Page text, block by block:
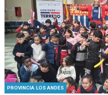
PROVINCIA LOS ANDES